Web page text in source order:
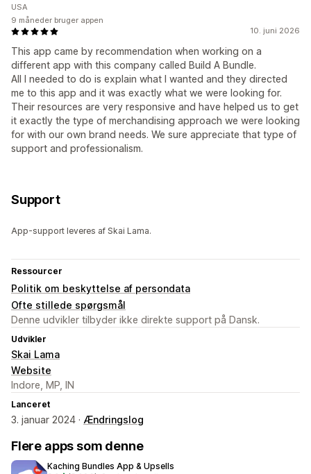
10. juni 2026
This app came by recommendation when working on a
different app with this company called Build A Bundle.
All I needed to do is explain what I wanted and they directed
me to this app and it was exactly what we were looking for.
Their resources are very responsive and have helped us to get
it exactly the type of merchandising approach we were looking
for with our own brand needs. We sure appreciate that type of
support and professionalism.
USA
9 måneder bruger appen
Support
App-support leveres af Skai Lama.
Ressourcer
Politik om beskyttelse af persondata
Ofte stillede spørgsmål
Denne udvikler tilbyder ikke direkte support på Dansk.
Udvikler
Skai Lama
Website
Indore, MP, IN
Lanceret
3. januar 2024 · Ændringslog
Flere apps som denne
Kaching Bundles App & Upsells